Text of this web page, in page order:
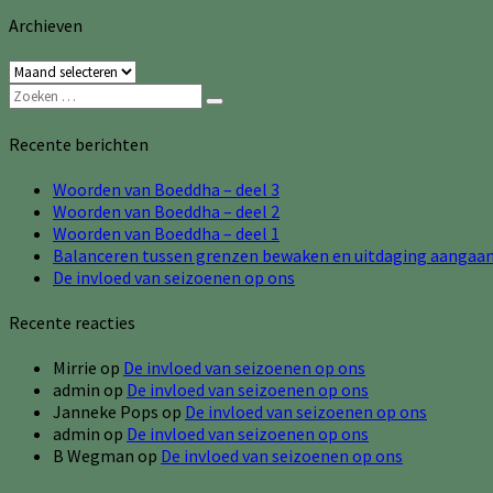
Archieven
Archieven
Zoeken
naar:
Zoeken
Recente berichten
Woorden van Boeddha – deel 3
Woorden van Boeddha – deel 2
Woorden van Boeddha – deel 1
Balanceren tussen grenzen bewaken en uitdaging
De invloed van seizoenen op ons
Recente reacties
Mirrie op De invloed van seizoenen op ons
admin op De invloed van seizoenen op ons
Janneke Pops op De invloed van seizoenen op ons
admin op De invloed van seizoenen op ons
B Wegman op De invloed van seizoenen op ons